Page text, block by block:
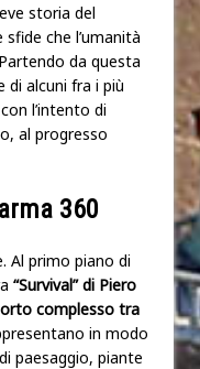
storia del
che l’umanità
da questa
alcuni fra i più
l’intento di
al progresso
360
Al primo piano di
“Survival” di Piero
complesso tra
in modo
paesaggio, piante